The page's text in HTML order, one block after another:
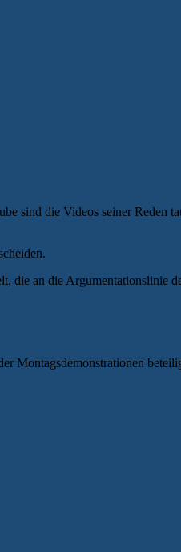
sind die Videos seiner Reden
die an die Argumentationslinie
Montagsdemonstrationen